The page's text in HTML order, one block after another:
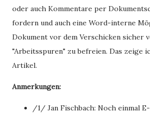
oder auch Kommentare per
fordern und auch eine Word-interne
Dokument vor dem Verschicken sicher
"Arbeitsspuren" zu befreien. Das zeige
Artikel.
Anmerkungen:
/1/ Jan Fischbach: Noch einmal